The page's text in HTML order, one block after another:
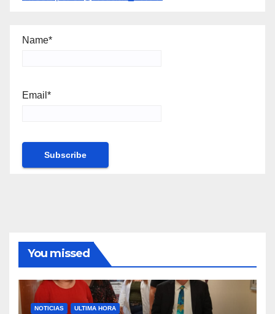
Name*
Email*
You missed
NOTICIAS ULTIMA HORA